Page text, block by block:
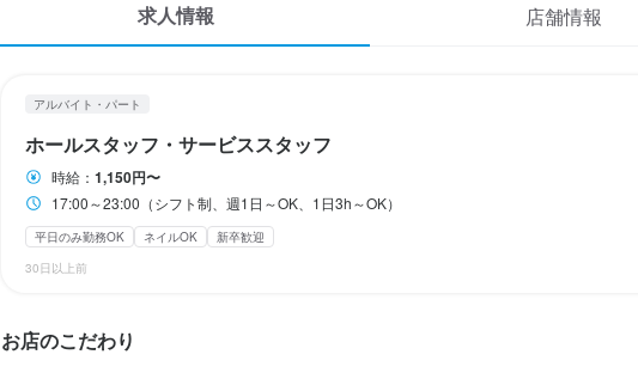
求人情報 店舗情報
アルバイト・パート
ホールスタッフ・サービススタッフ
時給： 1,150円〜
17:00～23:00（シフト制、週1日～OK、1日3h～OK）
平日のみ勤務OK ネイルOK
新卒歓迎
30日以上前
お店のこだわり
・契約期間の定めなし
まかない・食事補助あり
特徴
面接1回